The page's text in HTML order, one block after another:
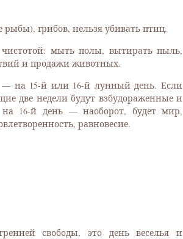
грибов, нельзя убивать птиц.
чистотой: мыть полы, вытирать пыль,
и продажи животных.
— на 15-й или 16-й лунный день. Если
две недели будут взбудораженные и
16-й день — наоборот, будет мир,
равновесие.
свободы, это день веселья и